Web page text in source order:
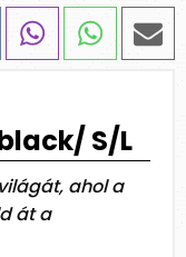
S/L
ahol a
át a